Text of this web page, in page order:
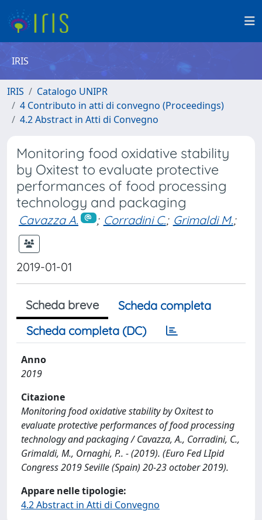
IRIS
IRIS
Catalogo UNIPR
4 Contributo in atti di convegno (Proceedings)
4.2 Abstract in Atti di Convegno
Monitoring food oxidative stability
by Oxitest to evaluate protective
performances of food processing
technology and packaging
Cavazza A. ; Corradini C.; Grimaldi M.;
2019-01-01
Scheda breve
Scheda completa
Scheda completa (DC)
Anno
2019
Citazione
Monitoring food oxidative stability by Oxitest to
evaluate protective performances of food processing
technology and packaging / Cavazza, A., Corradini, C.,
Grimaldi, M., Ornaghi, P.. - (2019). (Euro Fed LIpid
Congress 2019 Seville (Spain) 20-23 october 2019).
Appare nelle tipologie:
4.2 Abstract in Atti di Convegno